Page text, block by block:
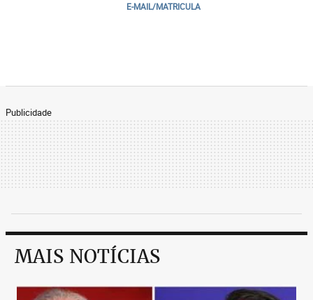
E-MAIL/MATRICULA
Publicidade
MAIS NOTÍCIAS